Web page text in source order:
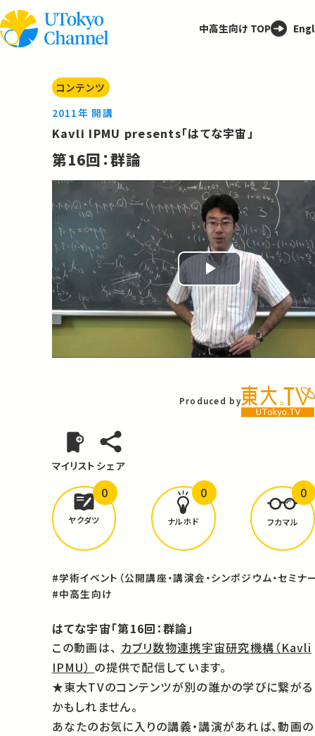
中高生向け TOP
コンテンツ
2011年 開講
Kavli IPMU presents「はてな宇宙」
第16回：群論
Play
Video
Produced by
マイリスト シェア
どんな学びがありましたか？
ヤクダツ
0
ナルホド
0
フカマル
0
#学術イベント（公開講座・講演会・シンポジウム・セミナ
#中高生向け
はてな宇宙「第16回：群論」
この動画は、 カブリ数物連携宇宙研究機構（Kavli
IPMU） の提供で配信しています。
★東大TVのコンテンツが別の誰かの学びに繋がる
かもしれません。
あなたのお気に入りの講義・講演があれば、動画の